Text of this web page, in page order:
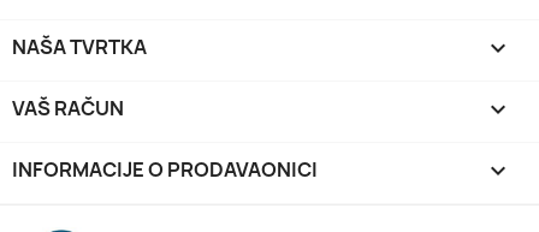
NAŠA TVRTKA 
VAŠ RAČUN 
INFORMACIJE O PRODAVAONICI keyboard_arrow_down